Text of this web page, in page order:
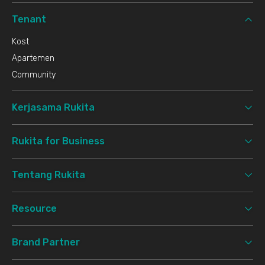
Tenant
Kost
Apartemen
Community
Kerjasama Rukita
Rukita for Business
Tentang Rukita
Resource
Brand Partner